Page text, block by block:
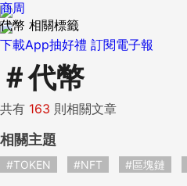
下載App抽好禮 訂閱電子報
商周
代幣 相關標籤
＃代幣
共有 163 則相關文章
相關主題
#TOKEN #NFT #區塊鏈